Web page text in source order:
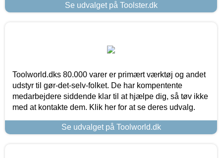
Se udvalget på Toolster.dk
Toolworld.dks 80.000 varer er primært værktøj og andet
udstyr til gør-det-selv-folket. De har kompentente
medarbejdere siddende klar til at hjælpe dig, så tøv ikke
med at kontakte dem. Klik her for at se deres udvalg.
Se udvalget på Toolworld.dk